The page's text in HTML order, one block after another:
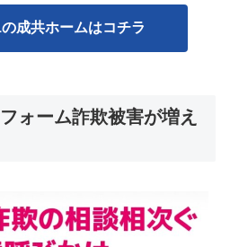
成共ホームはコチラ
ォーム詐欺被害が増え